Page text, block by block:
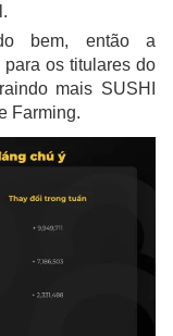
bem, então a
para os titulares do
mais SUSHI
Farming.